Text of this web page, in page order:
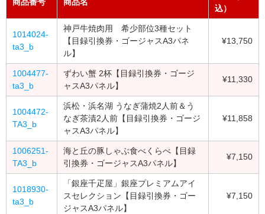
商品番号 商品名
込）
1014024-
ta3_b
神戸牛焼肉用 希少部位3種セット
【目録引換券・ゴージャスA3パネ
ル】
¥13,750
1004477-
ta3_b
ずわい蟹 2杯【目録引換券・ゴージ
ャスA3パネル】
¥11,330
1004472-
TA3_b
浜松・浜名湖 うなぎ蒲焼2人前＆う
なぎ茶漬2人前【目録引換券・ゴージ
ャスA3パネル】
¥11,858
1006251-
TA3_b
海と丘の豚しゃぶ食べくらべ【目録
引換券・ゴージャスA3パネル】
¥7,150
1018930-
ta3_b
「銀座千疋屋」銀座プレミアムアイ
スセレクション【目録引換券・ゴー
ジャスA3パネル】
¥7,150